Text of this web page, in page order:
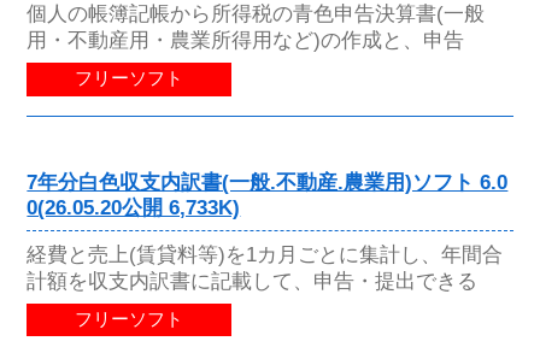
個人の帳簿記帳から所得税の青色申告決算書(一般
用・不動産用・農業所得用など)の作成と、申告
フリーソフト
7年分白色収支内訳書(一般.不動産.農業用)ソフト 6.0
0(26.05.20公開 6,733K)
経費と売上(賃貸料等)を1カ月ごとに集計し、年間合
計額を収支内訳書に記載して、申告・提出できる
フリーソフト